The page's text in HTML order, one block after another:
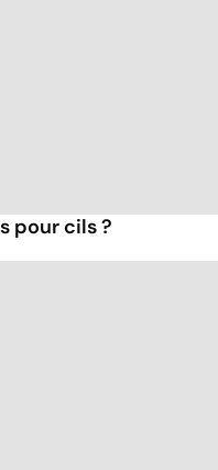
pour cils ?